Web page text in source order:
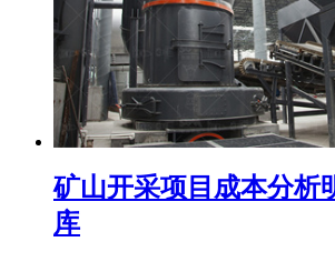
矿山开采项目成本分析
库